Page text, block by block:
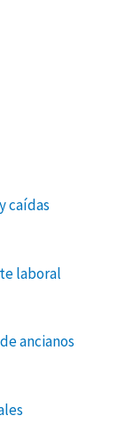
caídas
laboral
ancianos